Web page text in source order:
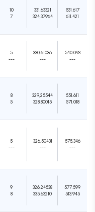
10
7
331,63321
324,37964
531.617
611.421
5
---
330,61036
---
540.093
---
8
5
329,25544
328,80015
551.611
571.018
5
---
326,50431
---
575.346
---
9
8
326,24538
335,63210
577.599
513.945